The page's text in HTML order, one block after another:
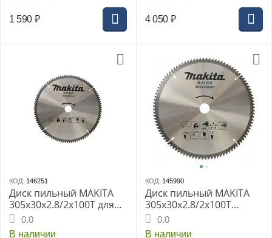
1 590 ₽ 4 050 ₽
КОД: 146251
Диск пильный MAKITA
305x30x2.8/2x100T для
алюминия (D-81963)
0.0
В наличии
КОД: 145990
Диск пильный MAKITA
305x30x2.8/2x100T
универсальный для
алюминия/дерева/
0.0
В наличии